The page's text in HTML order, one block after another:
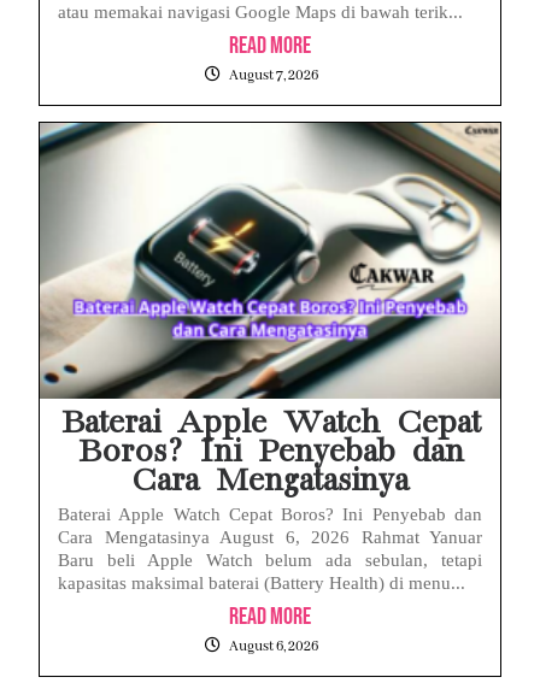
atau memakai navigasi Google Maps di bawah terik...
Read More
August 7, 2026
Baterai Apple Watch Cepat
Boros? Ini Penyebab dan
Cara Mengatasinya
Baterai Apple Watch Cepat Boros? Ini Penyebab dan
Cara Mengatasinya August 6, 2026 Rahmat Yanuar
Baru beli Apple Watch belum ada sebulan, tetapi
kapasitas maksimal baterai (Battery Health) di menu...
Read More
August 6, 2026